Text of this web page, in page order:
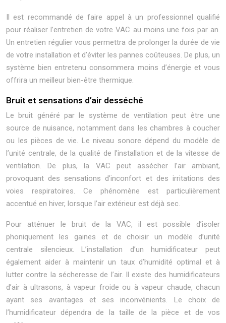
Il est recommandé de faire appel à un professionnel qualifié
pour réaliser l’entretien de votre VAC au moins une fois par an.
Un entretien régulier vous permettra de prolonger la durée de vie
de votre installation et d’éviter les pannes coûteuses. De plus, un
système bien entretenu consommera moins d’énergie et vous
offrira un meilleur bien-être thermique.
Bruit et sensations d’air desséché
Le bruit généré par le système de ventilation peut être une
source de nuisance, notamment dans les chambres à coucher
ou les pièces de vie. Le niveau sonore dépend du modèle de
l’unité centrale, de la qualité de l’installation et de la vitesse de
ventilation. De plus, la VAC peut assécher l’air ambiant,
provoquant des sensations d’inconfort et des irritations des
voies respiratoires. Ce phénomène est particulièrement
accentué en hiver, lorsque l’air extérieur est déjà sec.
Pour atténuer le bruit de la VAC, il est possible d’isoler
phoniquement les gaines et de choisir un modèle d’unité
centrale silencieux. L’installation d’un humidificateur peut
également aider à maintenir un taux d’humidité optimal et à
lutter contre la sécheresse de l’air. Il existe des humidificateurs
d’air à ultrasons, à vapeur froide ou à vapeur chaude, chacun
ayant ses avantages et ses inconvénients. Le choix de
l’humidificateur dépendra de la taille de la pièce et de vos